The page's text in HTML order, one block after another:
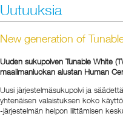
Uutuuksia
New generation of
Uuden sukupolven Tunable White
maailmanluokan alustan Human
Uusi järjestelmäsukupolvi ja
yhtenäisen valaistuksen koko
-järjestelmän helpon liittämisen